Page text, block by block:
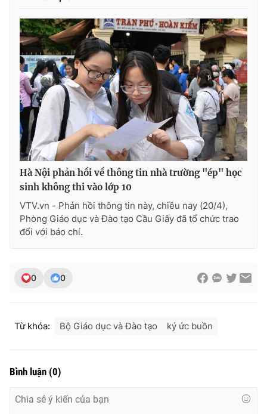
THỜI BÁO VTV
Theo dõi báo trên
Cơ quan chủ quản:Đài Truyền hình Việt Nam
Cơ quan báo chí:Thời báo VTV
Giấy phép hoạt động báo in và báo điện tử số 483/GP-BTTTT
cấp ngày 29/12/2023
Tổng Biên tập:Vũ Thanh Thủy
Phó Tổng Biên tập:
Ðiện thoại Thời báo VTV:
Hà Nội phản hồi về thông tin nhà trường "ép" học
sinh không thi vào lớp 10
VTV.vn - Phản hồi thông tin này, chiều nay (20/4),
Phòng Giáo dục và Đào tạo Cầu Giấy đã tổ chức trao
đổi với báo chí.
0 0
Từ khóa: Bộ Giáo dục và Đào tạo ký ức buồn
Bình luận (0)